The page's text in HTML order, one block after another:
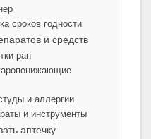
сроков годности
и средств
ран
и аллергии
и инструменты
аптечку